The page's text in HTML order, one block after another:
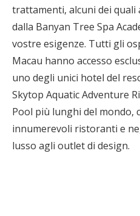
trattamenti, alcuni dei
dalla Banyan Tree Spa
vostre esigenze. Tutti gli
Macau hanno accesso
uno degli unici hotel del
Skytop Aquatic Adventure
Pool più lunghi del mondo,
innumerevoli ristoranti e
lusso agli outlet di design.